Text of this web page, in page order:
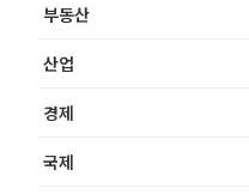
부동산
산업
경제
국제